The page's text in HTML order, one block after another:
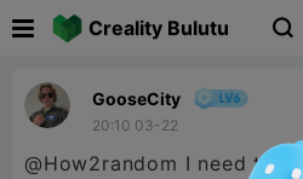
Creality Bulutu 
GooseCity
20:10 03-22
@How2random I need to